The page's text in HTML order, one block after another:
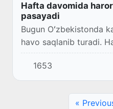
Hafta davomida
pasayadi
Bugun Oʻzbekistonda
havo saqlanib turadi.
kunlari 41-44° ni,
baʼzi joylarda 45-46°
1653
«